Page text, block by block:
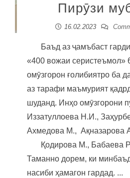
Пирӯзи
16.02.2023
Баъд аз ҷамъбаст
«400 вожаи серистеъмол»
омӯзгорон ғолибиятро ба
аз тарафи маъмурият
шуданд. Инҳо
Иззатуллоева Н.И.,
Ахмедова М., Ақназарова
Қодирова М., Бабаева
Таманно дорем, ки
насиби ҳамагон гардад. ...